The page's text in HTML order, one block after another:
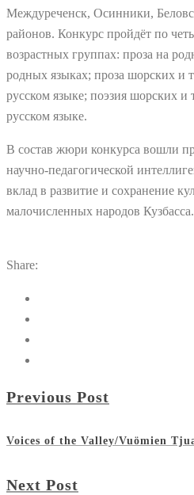
Междуреченск, Осинники,
районов. Конкурс пройдёт по
возрастных группах: проза на
родных языках; проза шорских и
русском языке; поэзия шорских и
русском языке.
В состав жюри конкурса вошли
научно-педагогической
вклад в развитие и сохранение
малочисленных народов Кузбасса.
Share:
Previous Post
Voices of the Valley/Vuömien
Next Post